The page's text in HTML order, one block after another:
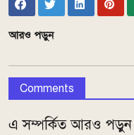
আরও পড়ুন
Comments
এ সম্পর্কিত আরও পড়ুন